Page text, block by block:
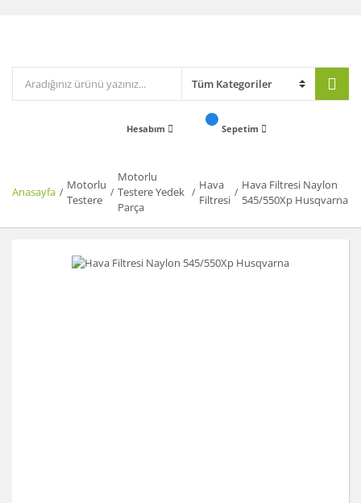
Hesabım Sepetim
Anasayfa
Motorlu
Testere
Motorlu
Testere Yedek
Parça
Hava
Filtresi
Hava Filtresi Naylon
545/550Xp Husqvarna